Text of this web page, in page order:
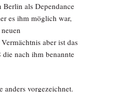
als Dependance
es ihm möglich war,
aber ist das
nach ihm benannte
anders vorgezeichnet.